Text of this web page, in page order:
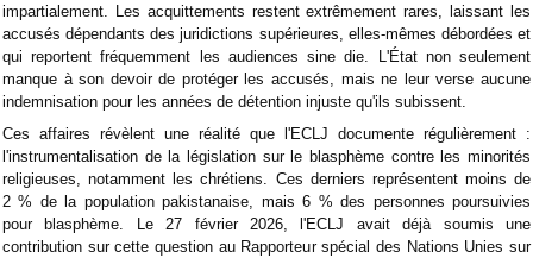
impartialement. Les acquittements restent extrêmement rares, laissant les
accusés dépendants des juridictions supérieures, elles-mêmes débordées et
qui reportent fréquemment les audiences sine die. L'État non seulement
manque à son devoir de protéger les accusés, mais ne leur verse aucune
indemnisation pour les années de détention injuste qu'ils subissent.
Ces affaires révèlent une réalité que l'ECLJ documente régulièrement :
l'instrumentalisation de la législation sur le blasphème contre les minorités
religieuses, notamment les chrétiens. Ces derniers représentent moins de
2 % de la population pakistanaise, mais 6 % des personnes poursuivies
pour blasphème. Le 27 février 2026, l'ECLJ avait déjà soumis une
contribution sur cette question au Rapporteur spécial des Nations Unies sur